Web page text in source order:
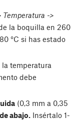
Temperatura ->
la boquilla en 260
°C si has estado
temperatura
debe
(0,3 mm a 0,35
abajo.Insértalo 1-